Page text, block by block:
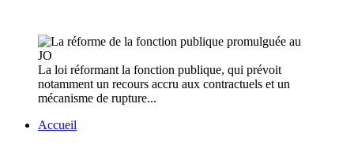
La loi réformant la fonction publique, qui prévoit
notamment un recours accru aux contractuels et un
mécanisme de rupture...
Accueil